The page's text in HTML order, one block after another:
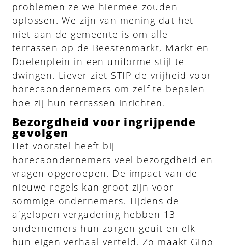
problemen ze we hiermee zouden
oplossen. We zijn van mening dat het
niet aan de gemeente is om alle
terrassen op de Beestenmarkt, Markt en
Doelenplein in een uniforme stijl te
dwingen. Liever ziet STIP de vrijheid voor
horecaondernemers om zelf te bepalen
hoe zij hun terrassen inrichten.
Bezorgdheid voor ingrijpende
gevolgen
Het voorstel heeft bij
horecaondernemers veel bezorgdheid en
vragen opgeroepen. De impact van de
nieuwe regels kan groot zijn voor
sommige ondernemers. Tijdens de
afgelopen vergadering hebben 13
ondernemers hun zorgen geuit en elk
hun eigen verhaal verteld. Zo maakt Gino